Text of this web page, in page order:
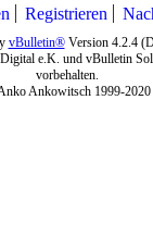
Registrieren
vBulletin®Version 4.2.4
e.K. und vBulletin
vorbehalten.
Ankowitsch 1999-2020